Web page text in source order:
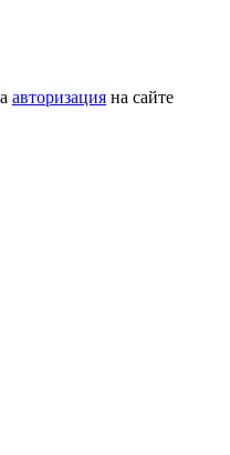
авторизация на сайте